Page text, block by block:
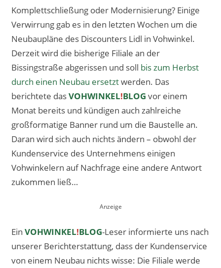
Komplettschließung oder Modernisierung? Einige
Verwirrung gab es in den letzten Wochen um die
Neubaupläne des Discounters Lidl in Vohwinkel.
Derzeit wird die bisherige Filiale an der
Bissingstraße abgerissen und soll bis zum Herbst
durch einen Neubau ersetztwerden. Das
berichtete dasVOHWINKEL!BLOG vor einem
Monat bereits und kündigen auch zahlreiche
großformatige Banner rund um die Baustelle an.
Daran wird sich auch nichts ändern – obwohl der
Kundenservice des Unternehmens einigen
Vohwinkelern auf Nachfrage eine andere Antwort
zukommen ließ…
Ein VOHWINKEL!BLOG-Leser informierte uns nach
unserer Berichterstattung, dass der Kundenservice
von einem Neubau nichts wisse: Die Filiale werde